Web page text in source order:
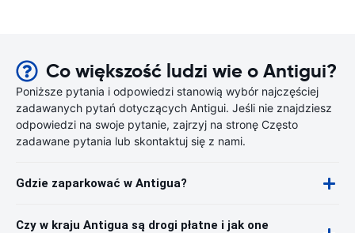
Co większość ludzi wie o Antigui?
Poniższe pytania i odpowiedzi stanowią wybór najczęściej
zadawanych pytań dotyczących Antigui. Jeśli nie znajdziesz
odpowiedzi na swoje pytanie, zajrzyj na stronę Często
zadawane pytania lub skontaktuj się z nami.
Gdzie zaparkować w Antigua?
Czy w kraju Antigua są drogi płatne i jak one